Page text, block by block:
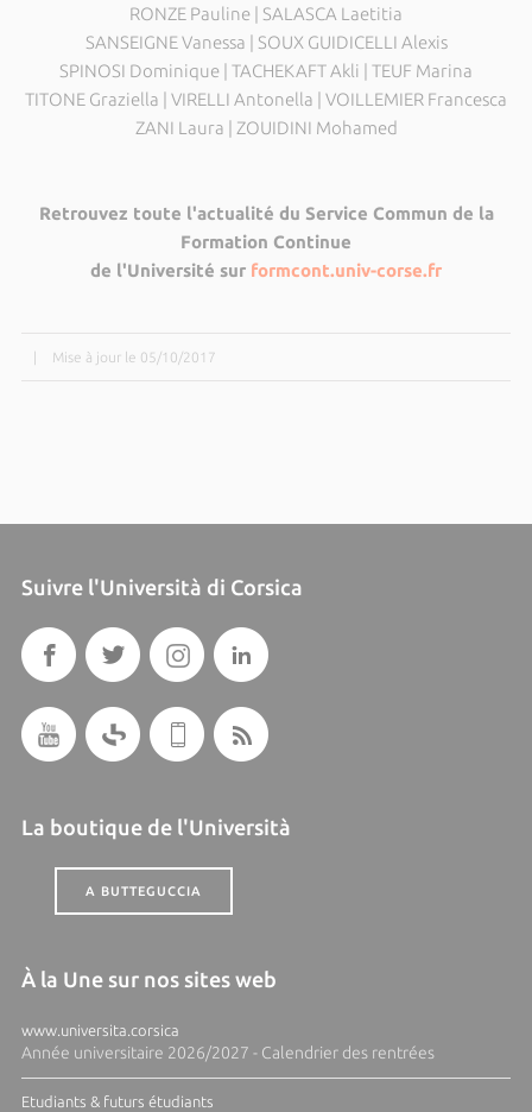
RONZE Pauline | SALASCA Laetitia
SANSEIGNE Vanessa | SOUX GUIDICELLI Alexis
SPINOSI Dominique | TACHEKAFT Akli | TEUF Marina
TITONE Graziella | VIRELLI Antonella | VOILLEMIER Francesca
ZANI Laura | ZOUIDINI Mohamed
Retrouvez toute l'actualité du Service Commun de la
Formation Continue
de l'Université sur formcont.univ-corse.fr
Mise à jour le 05/10/2017
Suivre l'Università di Corsica
La boutique de l'Università
A BUTTEGUCCIA
À la Une sur nos sites web
www.universita.corsica
Année universitaire 2026/2027 - Calendrier des rentrées
Etudiants & futurs étudiants